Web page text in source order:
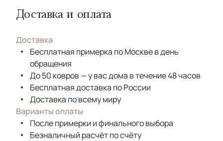
Доставка и оплата
Доставка
Бесплатная примерка по Москве в день
обращения
До 50 ковров — у вас дома в течение 48 часов
Бесплатная доставка по России
Доставка по всему миру
Варианты оплаты
После примерки и финального выбора
Безналичный расчёт по счёту